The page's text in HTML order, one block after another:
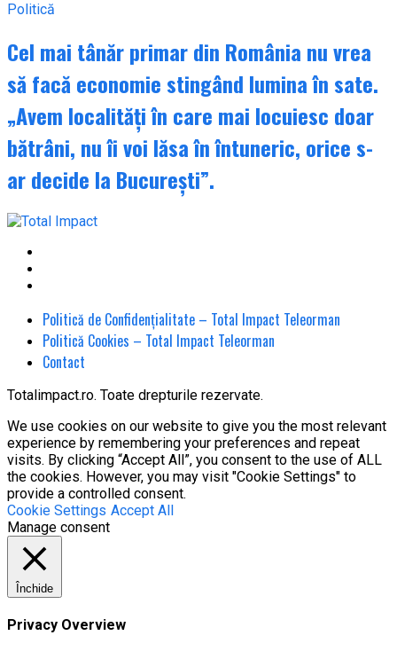
Politică
Cel mai tânăr primar din România nu vrea
să facă economie stingând lumina în sate.
„Avem localități în care mai locuiesc doar
bătrâni, nu îi voi lăsa în întuneric, orice s-
ar decide la București”.
Politică de Confidențialitate – Total Impact Teleorman
Politică Cookies – Total Impact Teleorman
Contact
Totalimpact.ro. Toate drepturile rezervate.
We use cookies on our website to give you the most relevant
experience by remembering your preferences and repeat
visits. By clicking “Accept All”, you consent to the use of ALL
the cookies. However, you may visit "Cookie Settings" to
provide a controlled consent.
Cookie Settings Accept All
Manage consent
Închide
Privacy Overview